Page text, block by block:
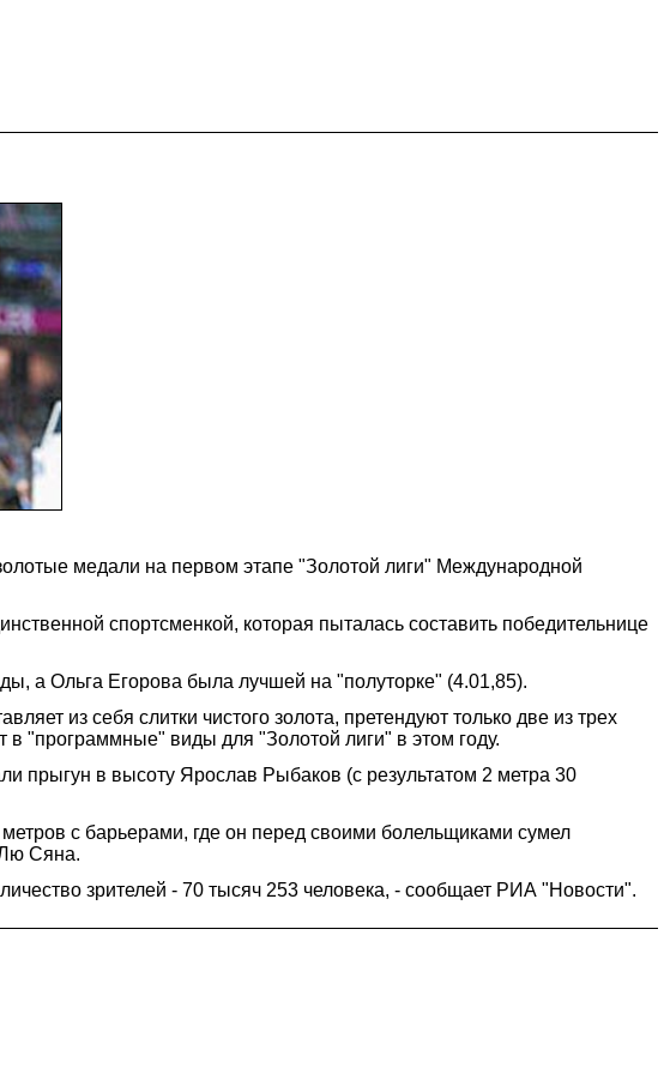
медали на первом этапе "Золотой лиги" Международной
спортсменкой, которая пыталась составить победительнице
а Ольга Егорова была лучшей на "полуторке" (4.01,85).
из себя слитки чистого золота, претендуют только две из трех
"программные" виды для "Золотой лиги" в этом году.
прыгун в высоту Ярослав Рыбаков (с результатом 2 метра 30
с барьерами, где он перед своими болельщиками сумел
Сяна.
зрителей - 70 тысяч 253 человека, - сообщает РИА "Новости".